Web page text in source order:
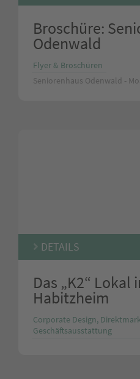
Broschüre:
Odenwald
Flyer & Broschüren
Seniorenhaus Odenwald -
DETAILS
Das „K2“ Lokal
Habitzheim
Corporate Design,
Geschäftsausstattung